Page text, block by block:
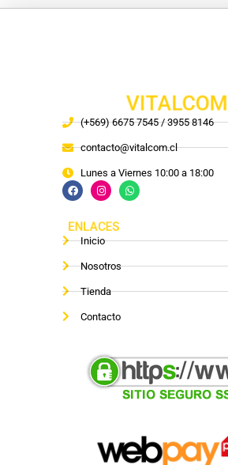
VITALCOM
(+569) 6675 7545 / 3955 8146
contacto@vitalcom.cl
Lunes a Viernes 10:00 a 18:00
ENLACES
Inicio
Nosotros
Tienda
Contacto